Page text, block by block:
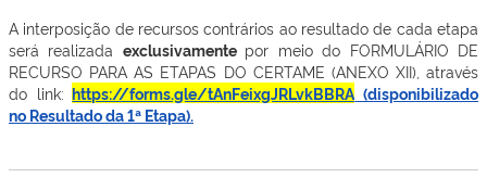
A interposição de recursos contrários ao resultado de cada etapa
será realizada exclusivamente por meio do FORMULÁRIO DE
RECURSO PARA AS ETAPAS DO CERTAME (ANEXO XII), através
do link: https://forms.gle/tAnFeixgJRLvkBBRA (disponibilizado
no Resultado da 1ª Etapa).